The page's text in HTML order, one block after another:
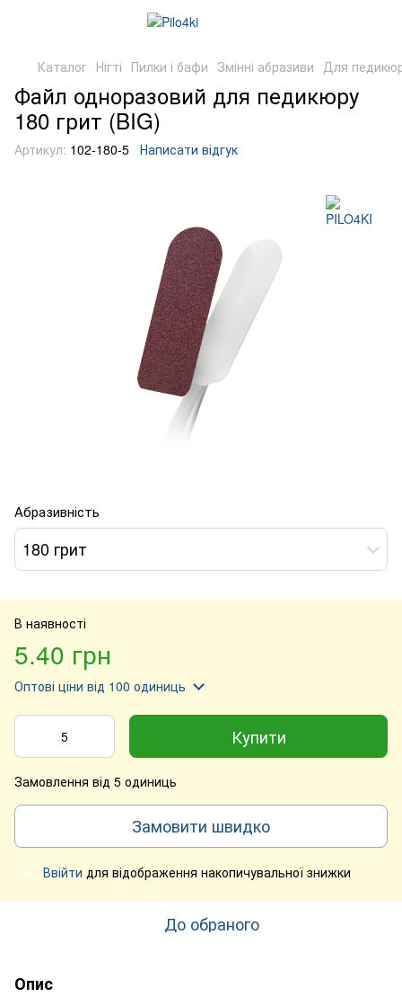
Каталог Нігті Пилки і бафи Змінні абразиви Для
Файл одноразовий для педикюру
180 грит (BIG)
Артикул: 102-180-5 Написати відгук
Абразивність
180 грит
В наявності
5.40 грн
Оптові ціни від 100 одиниць
Купити
Замовлення від 5 одиниць
Замовити швидко
% Ввійти для відображення накопичувальної знижки
До обраного
Опис